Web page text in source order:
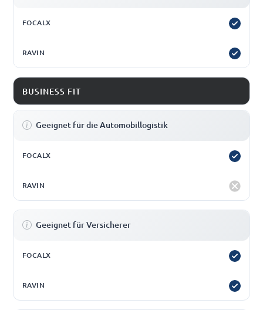
BUSINESS FIT
Geeignet für die Automobillogistik
Geeignet für Versicherer